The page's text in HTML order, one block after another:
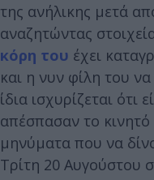
της ανήλικης μετά
αναζητώντας
κόρη του έχει
και η νυν φίλη του
ίδια ισχυρίζεται ότι
απέσπασαν το
μηνύματα που να
Τρίτη 20 Αυγούστου